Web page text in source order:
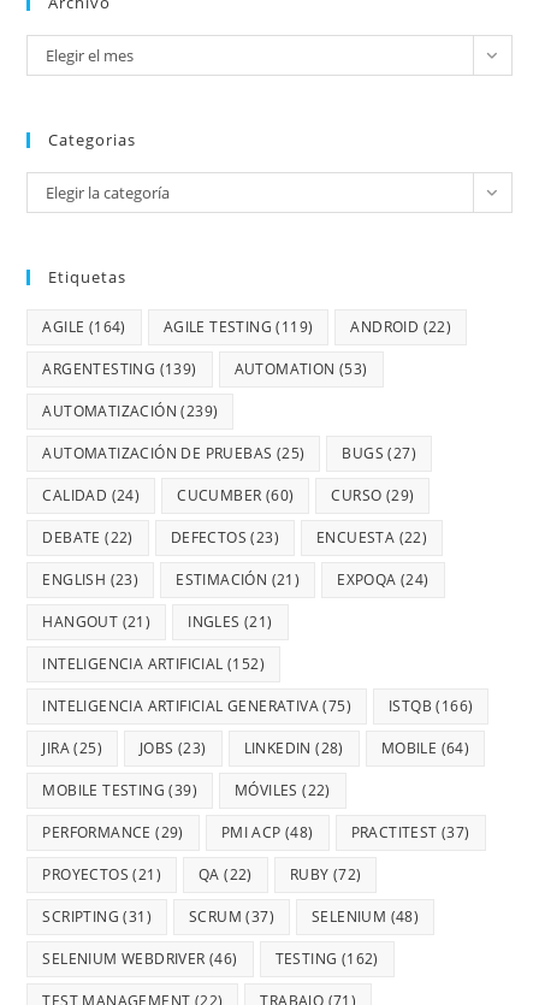
Elegir el mes
Categorias
Elegir la categoría
Etiquetas
AGILE (164) AGILE TESTING (119) ANDROID (22)
ARGENTESTING (139) AUTOMATION (53)
AUTOMATIZACIÓN (239)
AUTOMATIZACIÓN DE PRUEBAS (25) BUGS (27)
CALIDAD (24) CUCUMBER (60) CURSO (29)
DEBATE (22) DEFECTOS (23) ENCUESTA (22)
ENGLISH (23) ESTIMACIÓN (21) EXPOQA (24)
HANGOUT (21) INGLES (21)
INTELIGENCIA ARTIFICIAL (152)
INTELIGENCIA ARTIFICIAL GENERATIVA(75) ISTQB (166)
JIRA(25) JOBS (23) LINKEDIN (28) MOBILE (64)
MOBILE TESTING (39) MÓVILES (22)
PERFORMANCE (29) PMI ACP (48) PRACTITEST (37)
PROYECTOS (21) QA (22) RUBY (72)
SCRIPTING (31) SCRUM (37) SELENIUM (48)
SELENIUM WEBDRIVER (46) TESTING (162)